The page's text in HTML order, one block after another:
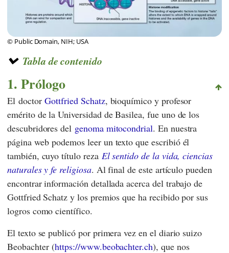
© Public Domain, NIH; USA
Tabla de contenido
1. Prólogo
El doctorGottfried Schatz, bioquímico y profesor
emérito de laUniversidad de Basilea, fue uno de los
descubridores del genoma mitocondrial. En nuestra
página web podemos leer un texto que escribió él
también, cuyo título reza El sentido de la vida, ciencias
naturales y fe religiosa. Al final de este artículo pueden
encontrar información detallada acerca del trabajo de
Gottfried Schatzy los premios que ha recibido por sus
logros como científico.
El texto se publicó por primera vez en el diario suizo
Beobachter(https://www.beobachter.ch), que nos